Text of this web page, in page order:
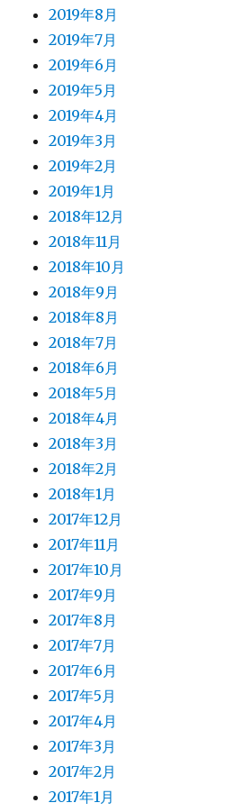
2019年8月
2019年7月
2019年6月
2019年5月
2019年4月
2019年3月
2019年2月
2019年1月
2018年12月
2018年11月
2018年10月
2018年9月
2018年8月
2018年7月
2018年6月
2018年5月
2018年4月
2018年3月
2018年2月
2018年1月
2017年12月
2017年11月
2017年10月
2017年9月
2017年8月
2017年7月
2017年6月
2017年5月
2017年4月
2017年3月
2017年2月
2017年1月